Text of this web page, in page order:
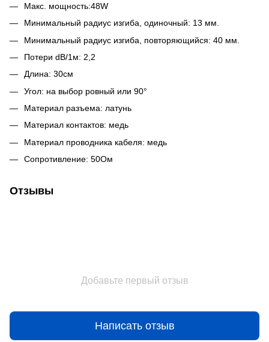
Макс. мощность:48W
Минимальный радиус изгиба, одиночный: 13 мм.
Минимальный радиус изгиба, повторяющийся: 40 мм.
Потери dB/1м: 2,2
Длина: 30см
Угол: на выбор ровный или 90°
Материал разъема: латунь
Материал контактов: медь
Материал проводника кабеля: медь
Сопротивление: 50Ом
Отзывы
Добавьте первый отзыв
Написать отзыв